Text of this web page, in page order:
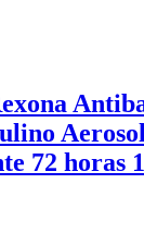
72 horas